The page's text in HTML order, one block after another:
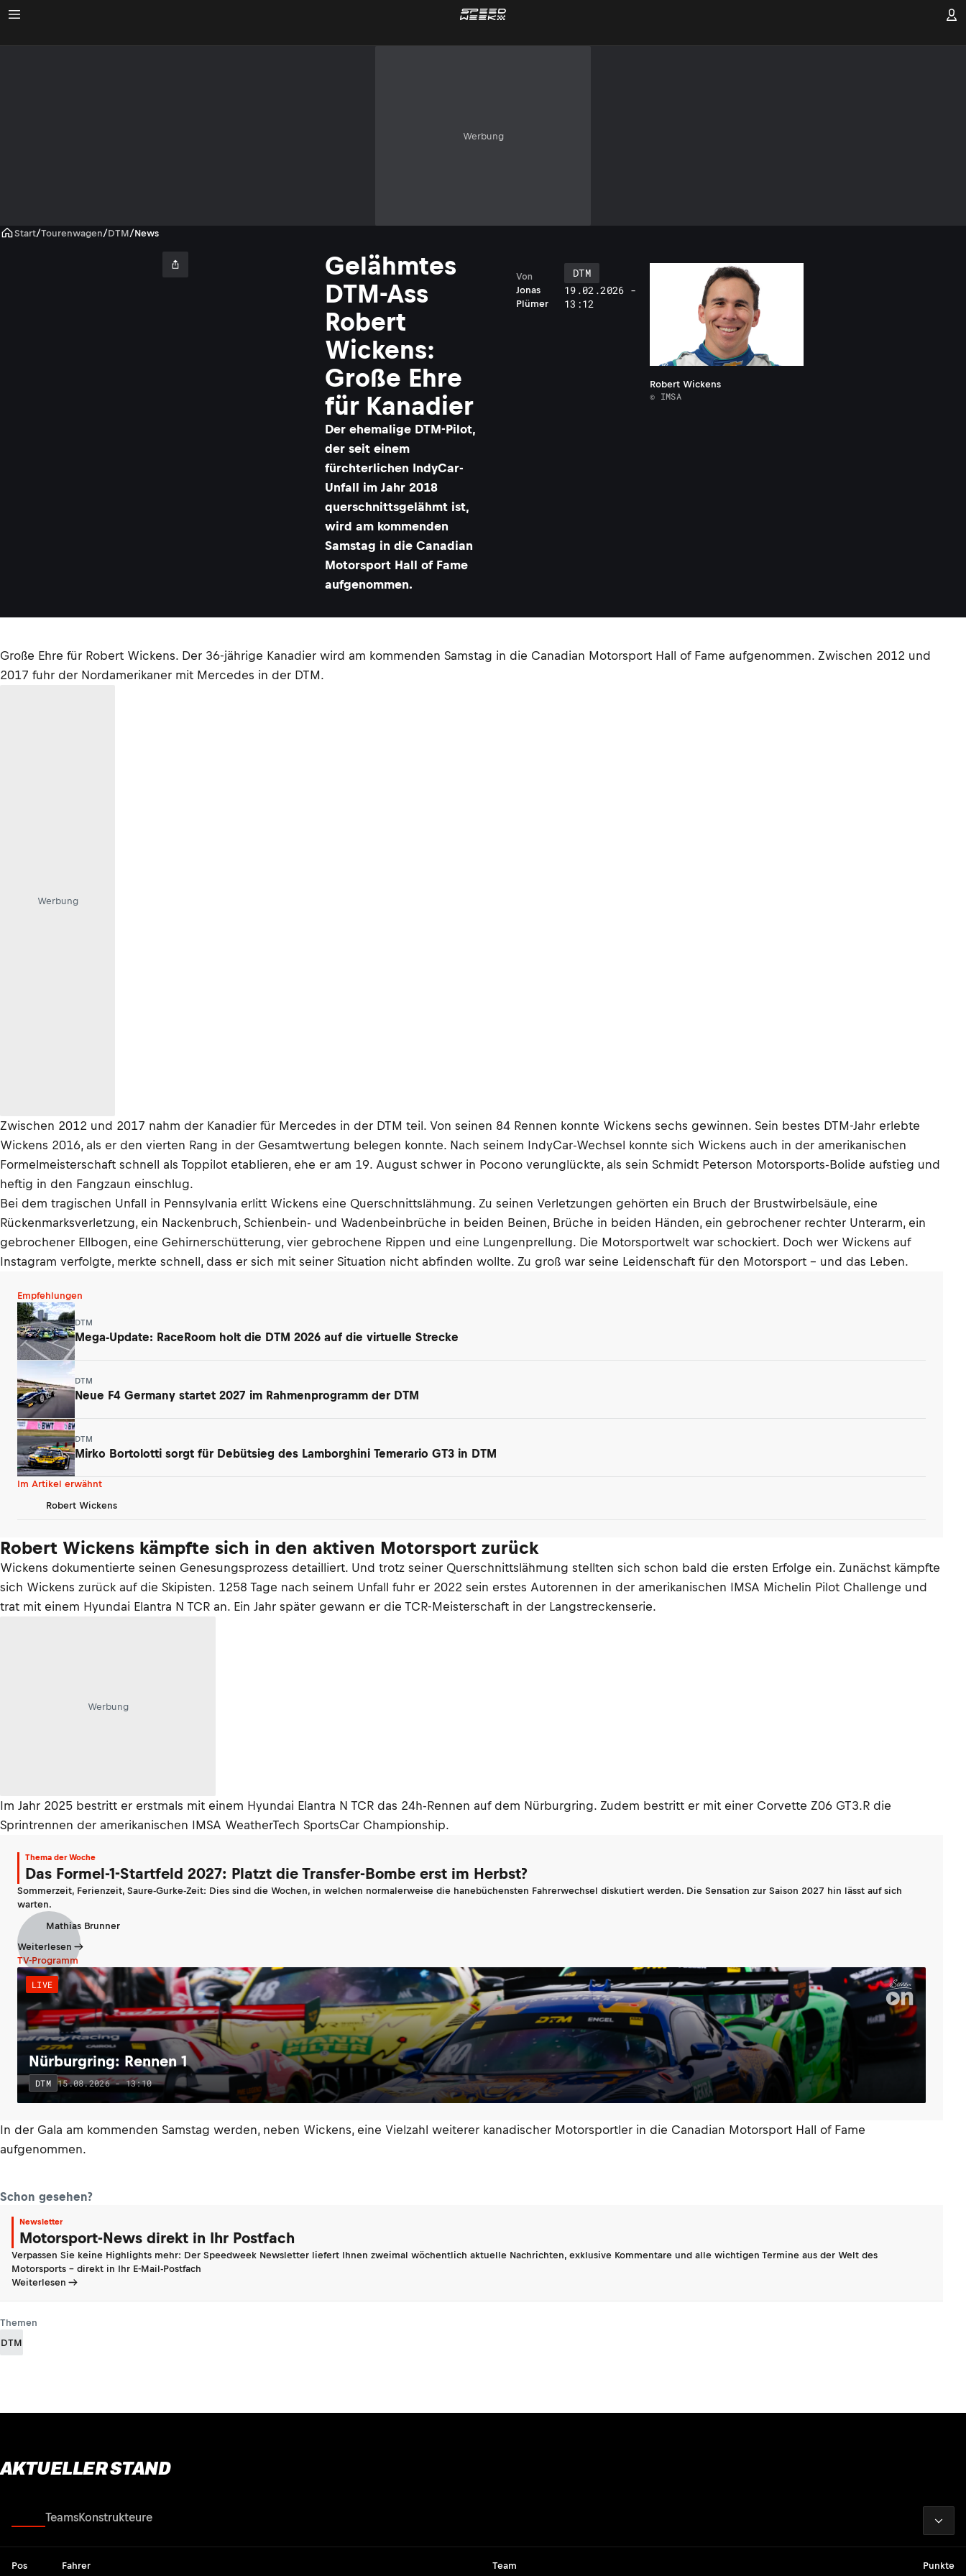
Werbung
Start/Tourenwagen/DTM/News
Gelähmtes
DTM-Ass
Robert
Wickens:
Große Ehre
für Kanadier
Der ehemalige DTM-Pilot,
der seit einem
fürchterlichen IndyCar-
Unfall im Jahr 2018
querschnittsgelähmt ist,
wird am kommenden
Samstag in die Canadian
Motorsport Hall of Fame
aufgenommen.
Jonas
Plümer
Von
DTM
19.02.2026 -
13:12
Robert Wickens
© IMSA
Große Ehre für Robert Wickens. Der 36-jährige Kanadier wird am kommenden Samstag in die Canadian Motorsport Hall of Fame aufgenommen. Zwischen 2012 und
2017 fuhr der Nordamerikaner mit Mercedes in der DTM.
Werbung
Zwischen 2012 und 2017 nahm der Kanadier für Mercedes in der DTM teil. Von seinen 84 Rennen konnte Wickens sechs gewinnen. Sein bestes DTM-Jahr erlebte
Wickens 2016, als er den vierten Rang in der Gesamtwertung belegen konnte. Nach seinem IndyCar-Wechsel konnte sich Wickens auch in der amerikanischen
Formelmeisterschaft schnell als Toppilot etablieren, ehe er am 19. August schwer in Pocono verunglückte, als sein Schmidt Peterson Motorsports-Bolide aufstieg und
heftig in den Fangzaun einschlug.
Bei dem tragischen Unfall in Pennsylvania erlitt Wickens eine Querschnittslähmung. Zu seinen Verletzungen gehörten ein Bruch der Brustwirbelsäule, eine
Rückenmarksverletzung, ein Nackenbruch, Schienbein- und Wadenbeinbrüche in beiden Beinen, Brüche in beiden Händen, ein gebrochener rechter Unterarm, ein
gebrochener Ellbogen, eine Gehirnerschütterung, vier gebrochene Rippen und eine Lungenprellung. Die Motorsportwelt war schockiert. Doch wer Wickens auf
Instagram verfolgte, merkte schnell, dass er sich mit seiner Situation nicht abfinden wollte. Zu groß war seine Leidenschaft für den Motorsport – und das Leben.
Empfehlungen
DTM
Mega-Update: RaceRoom holt die DTM 2026 auf die virtuelle Strecke
DTM
Neue F4 Germany startet 2027 im Rahmenprogramm der DTM
DTM
Mirko Bortolotti sorgt für Debütsieg des Lamborghini Temerario GT3 in DTM
Im Artikel erwähnt
Robert Wickens
Robert Wickens kämpfte sich in den aktiven Motorsport zurück
Wickens dokumentierte seinen Genesungsprozess detailliert. Und trotz seiner Querschnittslähmung stellten sich schon bald die ersten Erfolge ein. Zunächst kämpfte
sich Wickens zurück auf die Skipisten. 1258 Tage nach seinem Unfall fuhr er 2022 sein erstes Autorennen in der amerikanischen IMSA Michelin Pilot Challenge und
trat mit einem Hyundai Elantra N TCR an. Ein Jahr später gewann er die TCR-Meisterschaft in der Langstreckenserie.
Werbung
Im Jahr 2025 bestritt er erstmals mit einem Hyundai Elantra N TCR das 24h-Rennen auf dem Nürburgring. Zudem bestritt er mit einer Corvette Z06 GT3.R die
Sprintrennen der amerikanischen IMSA WeatherTech SportsCar Championship.
Thema der Woche
Das Formel-1-Startfeld 2027: Platzt die Transfer-Bombe erst im Herbst?
Sommerzeit, Ferienzeit, Saure-Gurke-Zeit: Dies sind die Wochen, in welchen normalerweise die hanebüchensten Fahrerwechsel diskutiert werden. Die Sensation zur Saison 2027 hin lässt auf sich
warten.
Mathias Brunner
Weiterlesen
TV-Programm
LIVE
Nürburgring: Rennen 1
DTM 15.08.2026 - 13:10
In der Gala am kommenden Samstag werden, neben Wickens, eine Vielzahl weiterer kanadischer Motorsportler in die Canadian Motorsport Hall of Fame
aufgenommen.
Schon gesehen?
Newsletter
Motorsport-News direkt in Ihr Postfach
Verpassen Sie keine Highlights mehr: Der Speedweek Newsletter liefert Ihnen zweimal wöchentlich aktuelle Nachrichten, exklusive Kommentare und alle wichtigen Termine aus der Welt des
Motorsports - direkt in Ihr E-Mail-Postfach
Weiterlesen
Themen
DTM
AKTUELLER STAND
TeamsKonstrukteure
Pos Fahrer Team Punkte